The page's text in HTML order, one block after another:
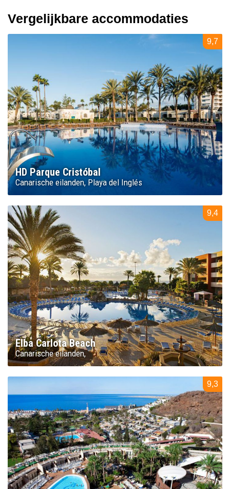
Vergelijkbare accommodaties
9,7
HD Parque Cristóbal
Canarische eilanden Playa del Inglés
9,4
Elba Carlota Beach
Canarische eilanden
9,3